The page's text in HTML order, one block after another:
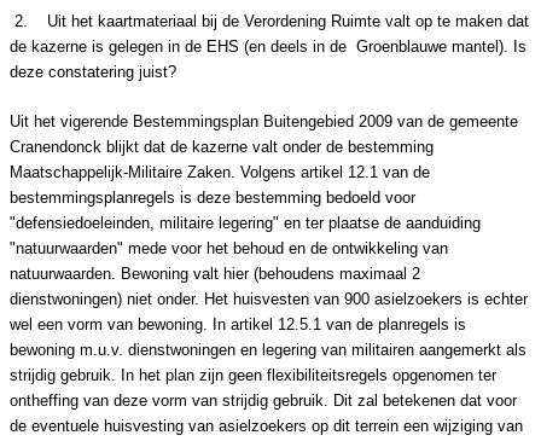
Uit het kaartmateriaal bij de Verordening Ruimte valt op te maken dat
de kazerne is gelegen in de EHS (en deels in de Groenblauwe mantel). Is
deze constatering juist?
Uit het vigerende Bestemmingsplan Buitengebied 2009 van de gemeente
Cranendonck blijkt dat de kazerne valt onder de bestemming
Maatschappelijk-Militaire Zaken. Volgens artikel 12.1 van de
bestemmingsplanregels is deze bestemming bedoeld voor
"defensiedoeleinden, militaire legering" en ter plaatse de aanduiding
"natuurwaarden" mede voor het behoud en de ontwikkeling van
natuurwaarden. Bewoning valt hier (behoudens maximaal 2
dienstwoningen) niet onder. Het huisvesten van 900 asielzoekers is echter
wel een vorm van bewoning. In artikel 12.5.1 van de planregels is
bewoning m.u.v. dienstwoningen en legering van militairen aangemerkt als
strijdig gebruik. In het plan zijn geen flexibiliteitsregels opgenomen ter
ontheffing van deze vorm van strijdig gebruik. Dit zal betekenen dat voor
de eventuele huisvesting van asielzoekers op dit terrein een wijziging van